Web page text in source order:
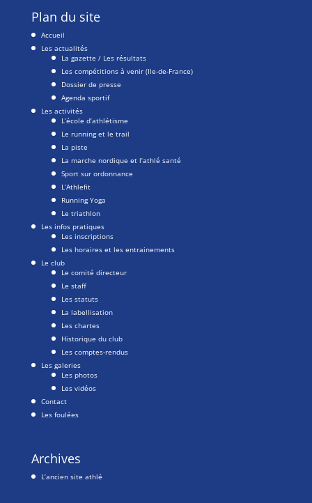
Plan du site
Accueil
Les actualités
La gazette / Les résultats
Les compétitions à venir (Ile-de-France)
Dossier de presse
Agenda sportif
Les activités
L’école d’athlétisme
Le running et le trail
La piste
La marche nordique et l’athlé santé
Sport sur ordonnance
L’Athlefit
Running Yoga
Le triathlon
Les infos pratiques
Les inscriptions
Les horaires et les entrainements
Le club
Le comité directeur
Le staff
Les statuts
La labellisation
Les chartes
Historique du club
Les comptes-rendus
Les galeries
Les photos
Les vidéos
Contact
Les foulées
Archives
L’ancien site athlé